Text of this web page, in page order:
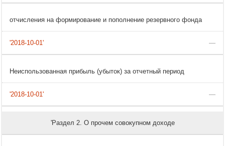
отчисления на формирование и пополнение резервного фонда
—
Неиспользованная прибыль (убыток) за отчетный период
—
'Раздел 2. О прочем совокупном доходе